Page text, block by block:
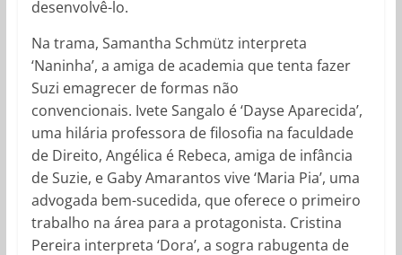
desenvolvê-lo​.
Na trama, Samantha Schmütz interpreta
‘Naninha’, a amiga de academia que tenta fazer
Suzi emagrecer de formas não
convencionais. Ivete Sangalo é ‘Dayse Aparecida’,
uma hilária professora de filosofia na faculdade
de Direito, Angélica é Rebeca, amiga de infância
de Suzie, e Gaby Amarantos vive ‘Maria Pia’, uma
advogada bem-sucedida, que oferece o primeiro
trabalho na área para a protagonista. Cristina
Pereira interpreta ‘Dora’, a sogra rabugenta de